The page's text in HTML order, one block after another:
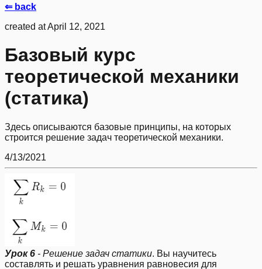
⇐ back
created at April 12, 2021
Базовый курс
теоретической механики
(статика)
Здесь описываются базовые принципы, на которых
строится решение задач теоретической механики.
4/13/2021
Урок 6 - Решение задач статики. Вы научитесь
составлять и решать уравнения равновесия для